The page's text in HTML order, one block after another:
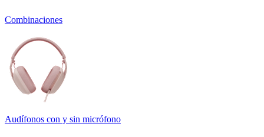
Combinaciones
Audífonos con y sin micrófono